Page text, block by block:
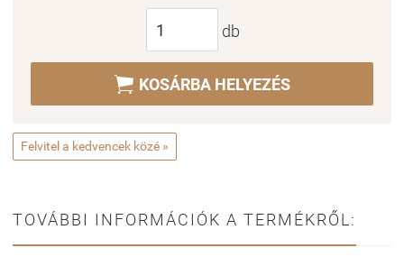
db
 KOSÁRBA HELYEZÉS
Felvitel a kedvencek közé »
TOVÁBBI INFORMÁCIÓK A TERMÉKRŐL: